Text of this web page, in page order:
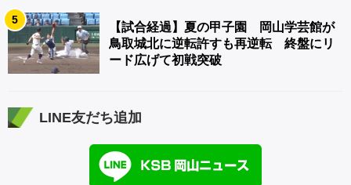
5
【試合経過】夏の甲子園 岡山学芸館が
鳥取城北に逆転許すも再逆転 終盤にリ
ード広げて初戦突破
LINE友だち追加